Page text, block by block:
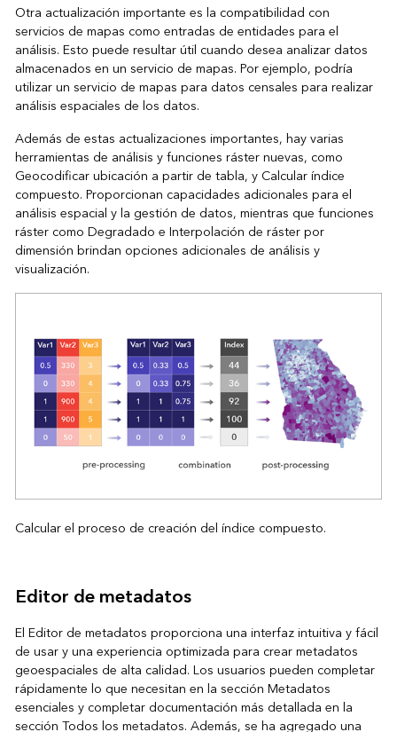
Otra actualización importante es la compatibilidad con
servicios de mapas como entradas de entidades para el
análisis. Esto puede resultar útil cuando desea analizar datos
almacenados en un servicio de mapas. Por ejemplo, podría
utilizar un servicio de mapas para datos censales para realizar
análisis espaciales de los datos.
Además de estas actualizaciones importantes, hay varias
herramientas de análisis y funciones ráster nuevas, como
Geocodificar ubicación a partir de tabla, y Calcular índice
compuesto. Proporcionan capacidades adicionales para el
análisis espacial y la gestión de datos, mientras que funciones
ráster como Degradado e Interpolación de ráster por
dimensión brindan opciones adicionales de análisis y
visualización.
Calcular el proceso de creación del índice compuesto.
Editor de metadatos
El Editor de metadatos proporciona una interfaz intuitiva y fácil
de usar y una experiencia optimizada para crear metadatos
geoespaciales de alta calidad. Los usuarios pueden completar
rápidamente lo que necesitan en la sección Metadatos
esenciales y completar documentación más detallada en la
sección Todos los metadatos. Además, se ha agregado una